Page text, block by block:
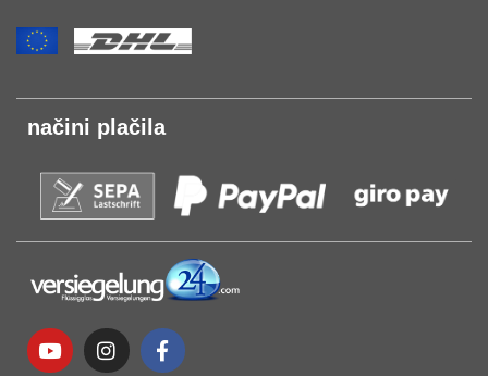
načini plačila